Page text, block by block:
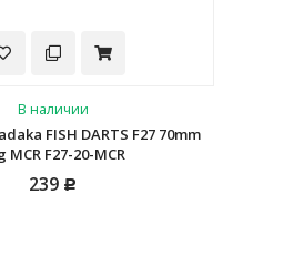
В наличии
FISH DARTS F27 70mm
MCR F27-20-MCR
239 Р